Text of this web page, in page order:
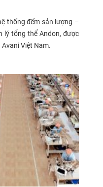
thống đếm sản lượng –
lý tổng thể Andon, được
Việt Nam.